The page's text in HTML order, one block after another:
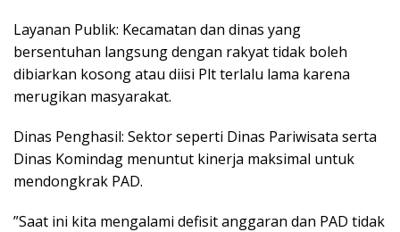
​Layanan Publik: Kecamatan dan dinas yang
bersentuhan langsung dengan rakyat tidak boleh
dibiarkan kosong atau diisi Plt terlalu lama karena
merugikan masyarakat.
​Dinas Penghasil: Sektor seperti Dinas Pariwisata serta
Dinas Komindag menuntut kinerja maksimal untuk
mendongkrak PAD.
​”Saat ini kita mengalami defisit anggaran dan PAD tidak